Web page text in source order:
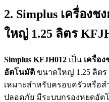
2. Simplus เครื่อง
ใหญ่ 1.25 ลิตร
Simplus KFJH012 เป็น เครื่อ
อัตโนมัติ ขนาดใหญ่ 1.25 ลิต
เหมาะสำหรับครอบครัวหรือส
ปลอดภัย มีระบบกรองหยดอั